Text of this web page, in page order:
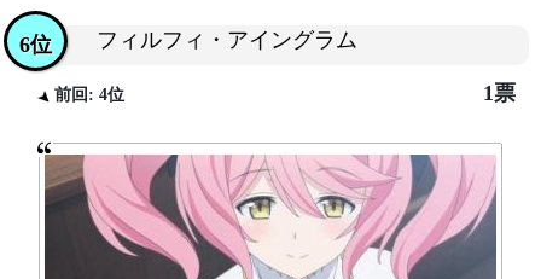
フィルフィ・アイングラム
6位
前回: 4位 1票